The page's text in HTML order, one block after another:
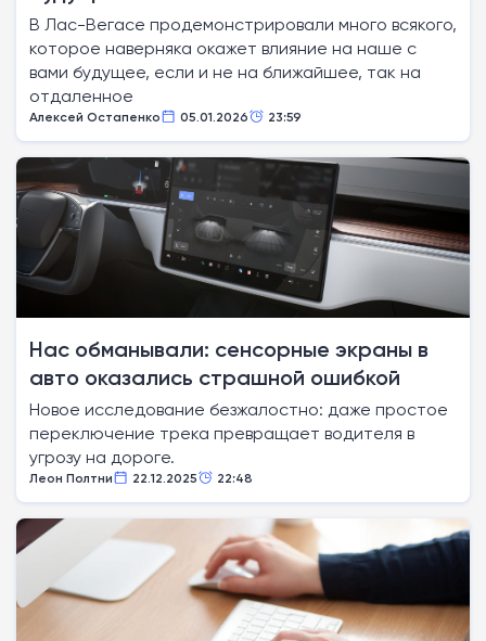
В Лас-Вегасе продемонстрировали много всякого,
которое наверняка окажет влияние на наше с
вами будущее, если и не на ближайшее, так на
отдаленное
Алексей Остапенко 05.01.2026 23:59
Нас обманывали: сенсорные экраны в
авто оказались страшной ошибкой
Новое исследование безжалостно: даже простое
переключение трека превращает водителя в
угрозу на дороге.
Леон Полтни 22.12.2025 22:48